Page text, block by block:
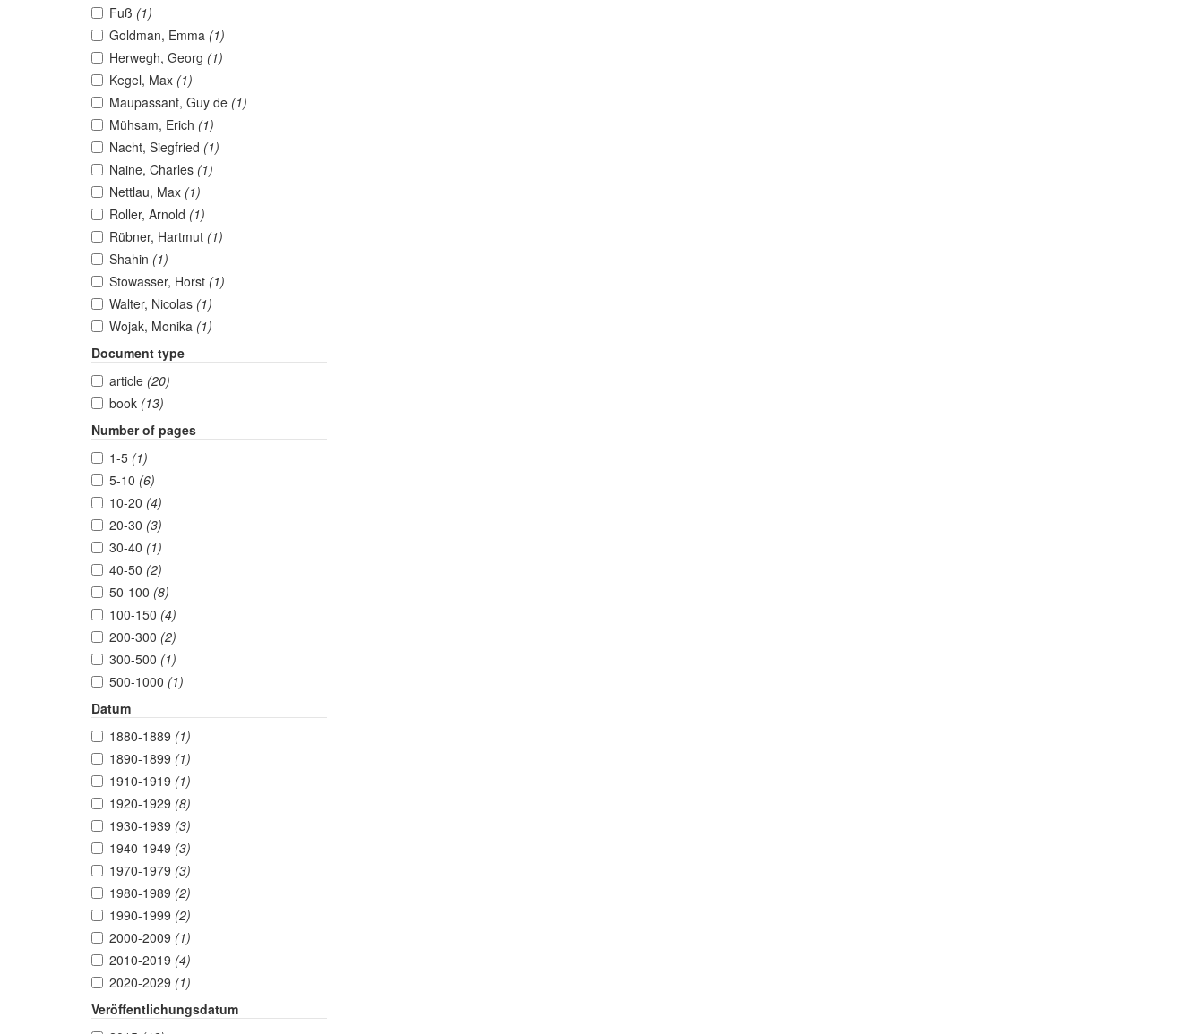
Fuß (1)
Goldman, Emma (1)
Herwegh, Georg (1)
Kegel, Max (1)
Maupassant, Guy de (1)
Mühsam, Erich (1)
Nacht, Siegfried (1)
Naine, Charles (1)
Nettlau, Max (1)
Roller, Arnold (1)
Rübner, Hartmut (1)
Shahin (1)
Stowasser, Horst (1)
Walter, Nicolas (1)
Wojak, Monika (1)
Document type
article (20)
book (13)
Number of pages
1-5 (1)
5-10 (6)
10-20 (4)
20-30 (3)
30-40 (1)
40-50 (2)
50-100 (8)
100-150 (4)
200-300 (2)
300-500 (1)
500-1000 (1)
Datum
1880-1889 (1)
1890-1899 (1)
1910-1919 (1)
1920-1929 (8)
1930-1939 (3)
1940-1949 (3)
1970-1979 (3)
1980-1989 (2)
1990-1999 (2)
2000-2009 (1)
2010-2019 (4)
2020-2029 (1)
Veröffentlichungsdatum